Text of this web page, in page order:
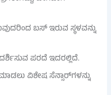
ಬಸ್ ಇರುವ ಸ್ಥಳವನ್ನು
ಪರದೆ ಇದರಲ್ಲಿದೆ.
ವಿಶೇಷ ಸೆನ್ಸಾರ್‌ಗಳನ್ನು